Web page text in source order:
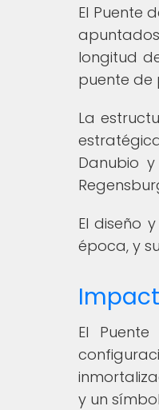
El Puente
longitud
puente de
La
Danubio
El diseño
época, y
El
y un